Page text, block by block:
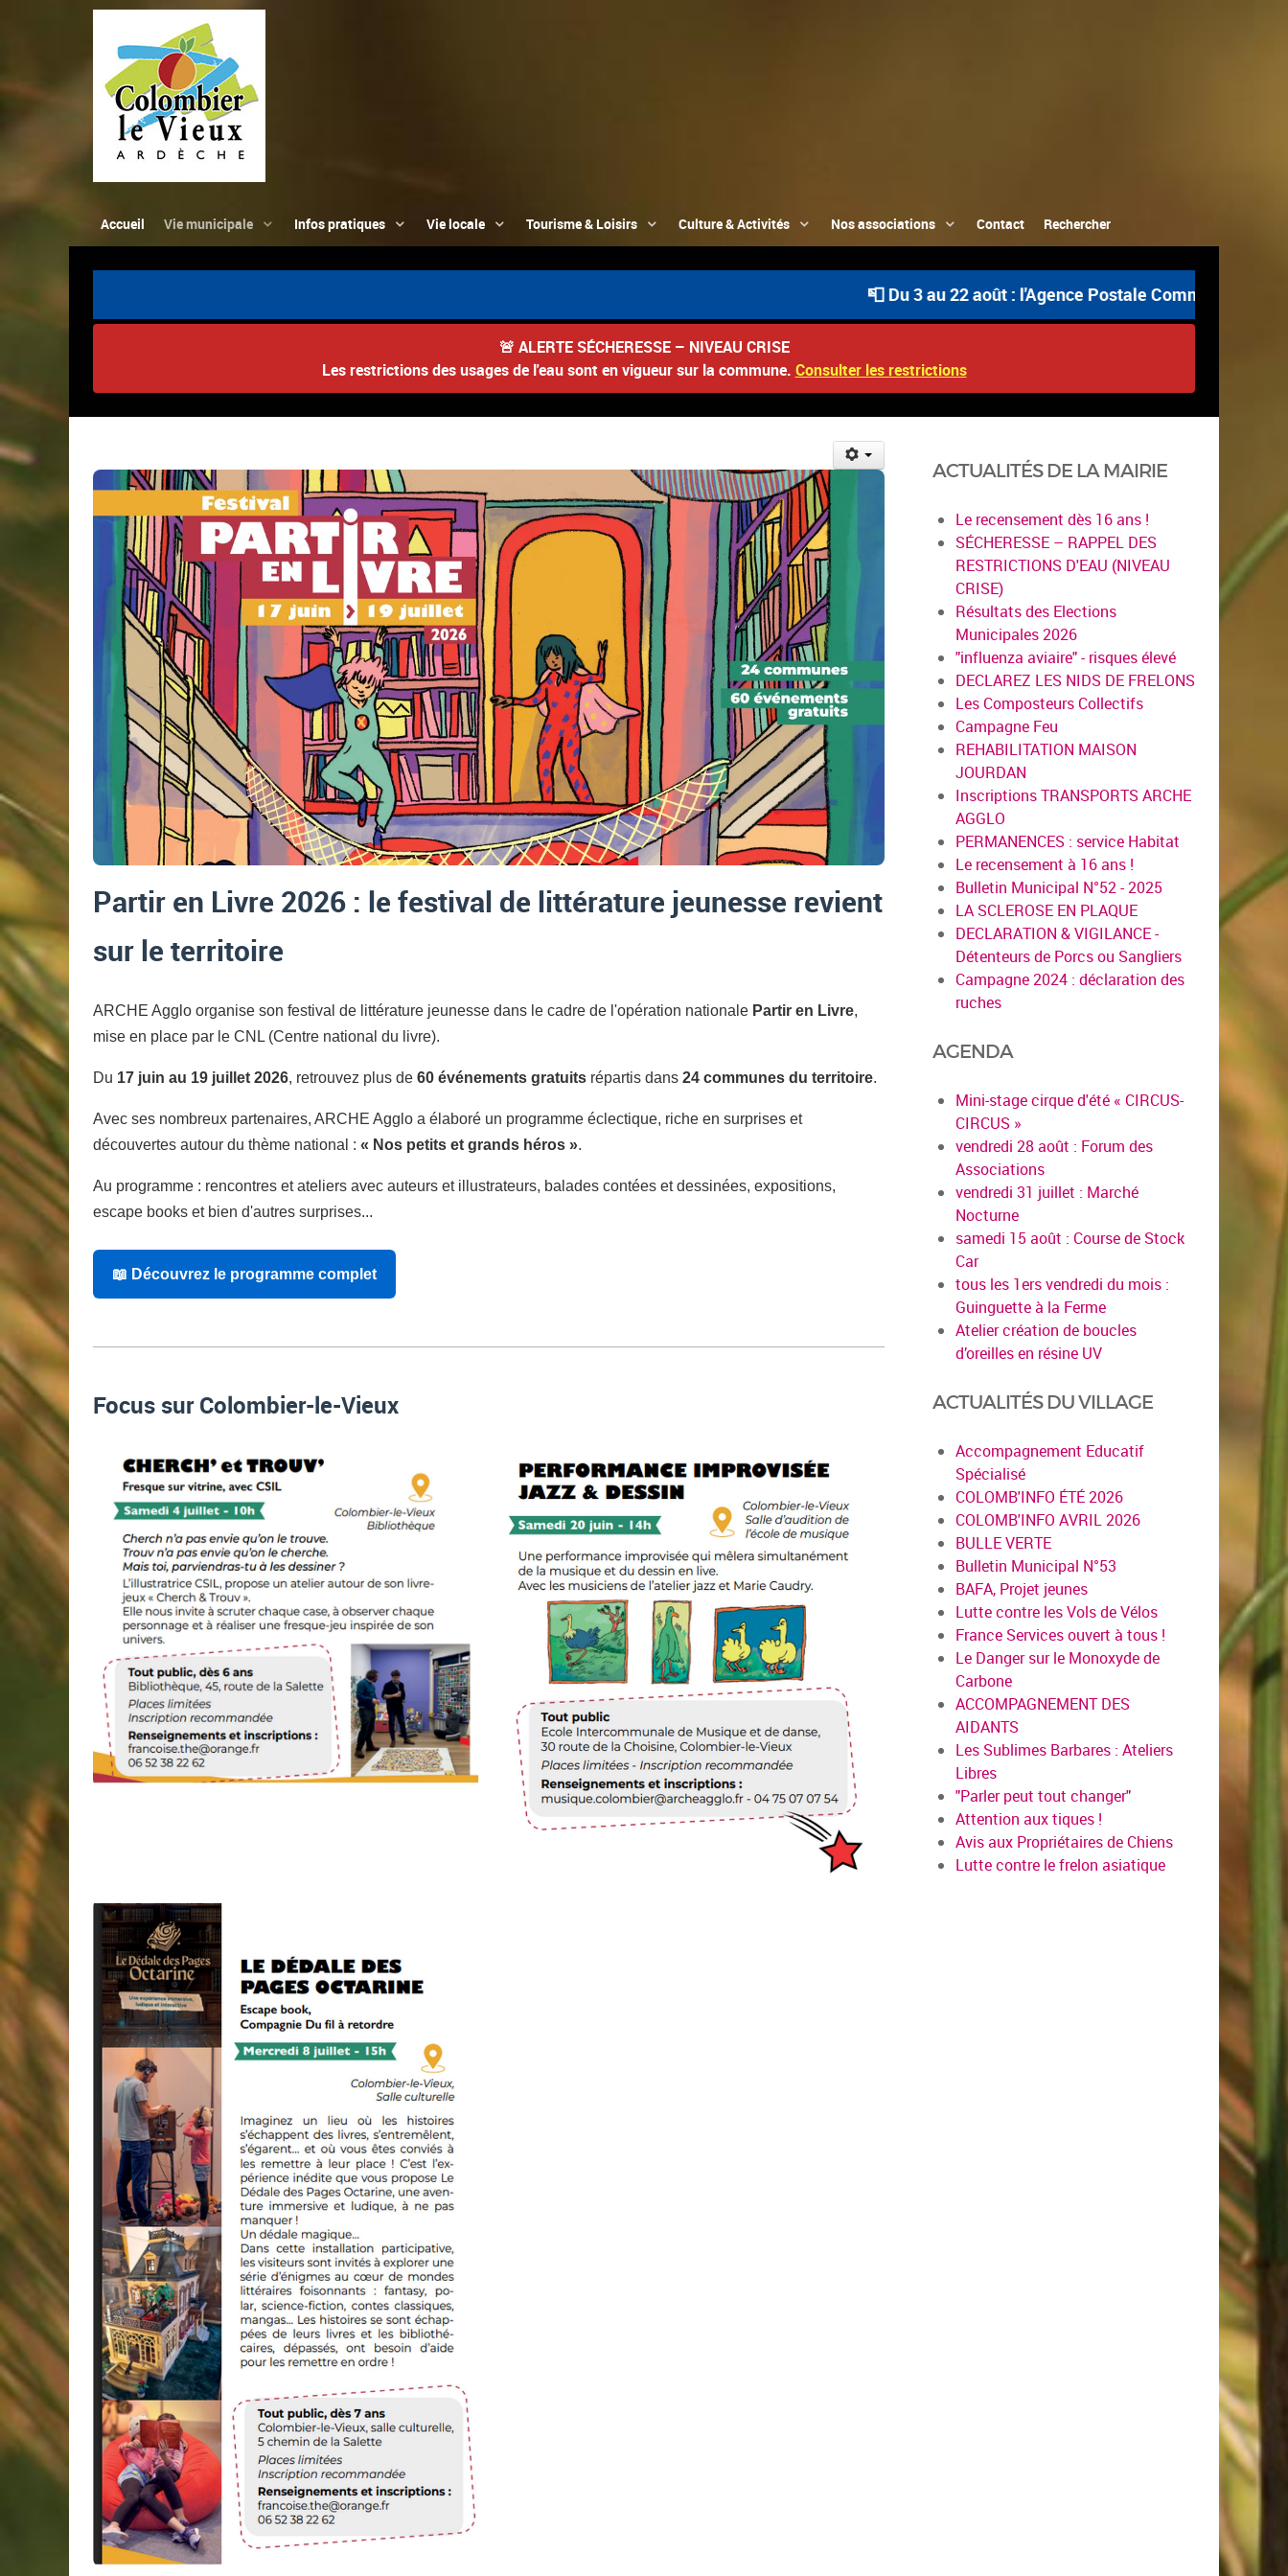
Accueil Vie municipale Infos pratiques Vie locale Tourisme & Loisirs Culture & Activités Nos associations Contact Rechercher
📮 Du 3 au 22 août : l'Agence Postale Communale est
🚨 ALERTE SÉCHERESSE – NIVEAU CRISE
Les restrictions des usages de l'eau sont en vigueur sur la commune. Consulter les restrictions
Partir en Livre 2026 : le festival de littérature jeunesse revient
sur le territoire
ARCHE Agglo organise son festival de littérature jeunesse dans le cadre de l'opération nationale Partir en Livre,
mise en place par le CNL (Centre national du livre).
Du 17 juin au 19 juillet 2026, retrouvez plus de 60 événements gratuits répartis dans 24 communes du territoire.
Avec ses nombreux partenaires, ARCHE Agglo a élaboré un programme éclectique, riche en surprises et
découvertes autour du thème national : « Nos petits et grands héros ».
Au programme : rencontres et ateliers avec auteurs et illustrateurs, balades contées et dessinées, expositions,
escape books et bien d'autres surprises...
📖 Découvrez le programme complet
Focus sur Colombier-le-Vieux
ACTUALITÉS DE LA MAIRIE
Le recensement dès 16 ans !
SÉCHERESSE – RAPPEL DES
RESTRICTIONS D'EAU (NIVEAU
CRISE)
Résultats des Elections
Municipales 2026
"influenza aviaire" - risques élevé
DECLAREZ LES NIDS DE FRELONS
Les Composteurs Collectifs
Campagne Feu
REHABILITATION MAISON
JOURDAN
Inscriptions TRANSPORTS ARCHE
AGGLO
PERMANENCES : service Habitat
Le recensement à 16 ans !
Bulletin Municipal N°52 - 2025
LA SCLEROSE EN PLAQUE
DECLARATION & VIGILANCE -
Détenteurs de Porcs ou Sangliers
Campagne 2024 : déclaration des
ruches
AGENDA
Mini-stage cirque d'été « CIRCUS-
CIRCUS »
vendredi 28 août : Forum des
Associations
vendredi 31 juillet : Marché
Nocturne
samedi 15 août : Course de Stock
Car
tous les 1ers vendredi du mois :
Guinguette à la Ferme
Atelier création de boucles
d’oreilles en résine UV
ACTUALITÉS DU VILLAGE
Accompagnement Educatif
Spécialisé
COLOMB'INFO ÉTÉ 2026
COLOMB'INFO AVRIL 2026
BULLE VERTE
Bulletin Municipal N°53
BAFA, Projet jeunes
Lutte contre les Vols de Vélos
France Services ouvert à tous !
Le Danger sur le Monoxyde de
Carbone
ACCOMPAGNEMENT DES
AIDANTS
Les Sublimes Barbares : Ateliers
Libres
"Parler peut tout changer"
Attention aux tiques !
Avis aux Propriétaires de Chiens
Lutte contre le frelon asiatique